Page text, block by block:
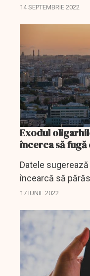
mai mulți
14 SEPTEMBRIE 2022
Exodul
încerca să fugă
Datele
încearcă să
oficial britanic.
17 IUNIE 2022